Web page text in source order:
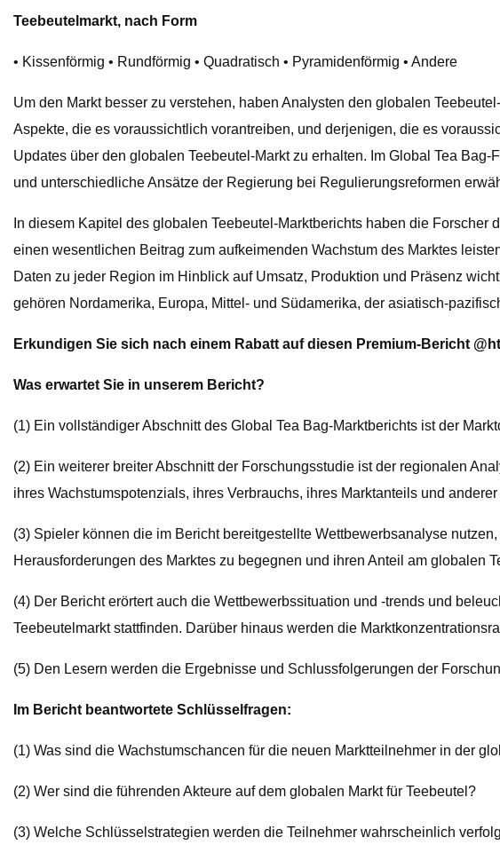
Teebeutelmarkt, nach Form
• Kissenförmig • Rundförmig • Quadratisch • Pyramidenförmig • Andere
Um den Markt besser zu verstehen, haben Analysten den globalen
Aspekte, die es voraussichtlich vorantreiben, und derjenigen, die es
Updates über den globalen Teebeutel-Markt zu erhalten. Im Global Tea
und unterschiedliche Ansätze der Regierung bei Regulierungsreformen
In diesem Kapitel des globalen Teebeutel-Marktberichts haben die
einen wesentlichen Beitrag zum aufkeimenden Wachstum des Marktes
Daten zu jeder Region im Hinblick auf Umsatz, Produktion und Präsenz
gehören Nordamerika, Europa, Mittel- und Südamerika, der asiatisch-
Erkundigen Sie sich nach einem Rabatt auf diesen Premium-Bericht @
Was erwartet Sie in unserem Bericht?
(1) Ein vollständiger Abschnitt des Global Tea Bag-Marktberichts ist der
(2) Ein weiterer breiter Abschnitt der Forschungsstudie ist der regionalen
ihres Wachstumspotenzials, ihres Verbrauchs, ihres Marktanteils und
(3) Spieler können die im Bericht bereitgestellte Wettbewerbsanalyse
Herausforderungen des Marktes zu begegnen und ihren Anteil am globalen
(4) Der Bericht erörtert auch die Wettbewerbssituation und -trends und
Teebeutelmarkt stattfinden. Darüber hinaus werden die
(5) Den Lesern werden die Ergebnisse und Schlussfolgerungen der
Im Bericht beantwortete Schlüsselfragen:
(1) Was sind die Wachstumschancen für die neuen Marktteilnehmer in der
(2) Wer sind die führenden Akteure auf dem globalen Markt für Teebeutel?
(3) Welche Schlüsselstrategien werden die Teilnehmer wahrscheinlich